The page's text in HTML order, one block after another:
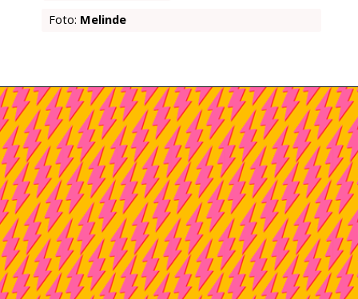
Foto: Melinde